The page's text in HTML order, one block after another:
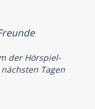
der Hörspiel-
Tagen